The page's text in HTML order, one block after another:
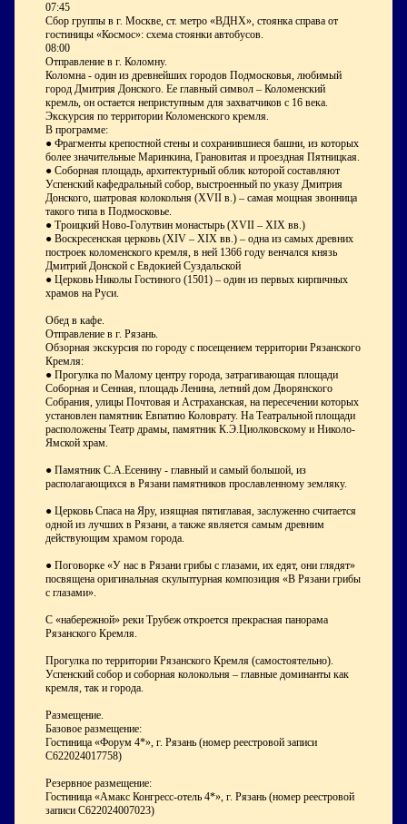
07:45
Сбор группы в г. Москве, ст. метро «ВДНХ», стоянка справа от
гостиницы «Космос»: схема стоянки автобусов.
08:00
Отправление в г. Коломну.
Коломна - один из древнейших городов Подмосковья, любимый
город Дмитрия Донского. Ее главный символ – Коломенский
кремль, он остается неприступным для захватчиков с 16 века.
Экскурсия по территории Коломенского кремля.
В программе:
● Фрагменты крепостной стены и сохранившиеся башни, из которых
более значительные Маринкина, Грановитая и проездная Пятницкая.
● Соборная площадь, архитектурный облик которой составляют
Успенский кафедральный собор, выстроенный по указу Дмитрия
Донского, шатровая колокольня (XVII в.) – самая мощная звонница
такого типа в Подмосковье.
● Троицкий Ново-Голутвин монастырь (XVII – XIX вв.)
● Воскресенская церковь (XIV – XIX вв.) – одна из самых древних
построек коломенского кремля, в ней 1366 году венчался князь
Дмитрий Донской с Евдокией Суздальской
● Церковь Николы Гостиного (1501) – один из первых кирпичных
храмов на Руси.
Обед в кафе.
Отправление в г. Рязань.
Обзорная экскурсия по городу с посещением территории Рязанского
Кремля:
● Прогулка по Малому центру города, затрагивающая площади
Соборная и Сенная, площадь Ленина, летний дом Дворянского
Собрания, улицы Почтовая и Астраханская, на пересечении которых
установлен памятник Евпатию Коловрату. На Театральной площади
расположены Театр драмы, памятник К.Э.Циолковскому и Николо-
Ямской храм.
● Памятник С.А.Есенину - главный и самый большой, из
располагающихся в Рязани памятников прославленному земляку.
● Церковь Спаса на Яру, изящная пятиглавая, заслуженно считается
одной из лучших в Рязани, а также является самым древним
действующим храмом города.
● Поговорке «У нас в Рязани грибы с глазами, их едят, они глядят»
посвящена оригинальная скульптурная композиция «В Рязани грибы
с глазами».
С «набережной» реки Трубеж откроется прекрасная панорама
Рязанского Кремля.
Прогулка по территории Рязанского Кремля (самостоятельно).
Успенский собор и соборная колокольня – главные доминанты как
кремля, так и города.
Размещение.
Базовое размещение:
Гостиница «Форум 4*», г. Рязань (номер реестровой записи
С622024017758)
Резервное размещение:
Гостиница «Амакс Конгресс-отель 4*», г. Рязань (номер реестровой
записи С622024007023)